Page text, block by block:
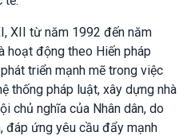
XII từ năm 1992 đến năm
hoạt động theo Hiến pháp
triển mạnh mẽ trong việc
thống pháp luật, xây dựng nhà
chủ nghĩa của Nhân dân, do
đáp ứng yêu cầu đẩy mạnh